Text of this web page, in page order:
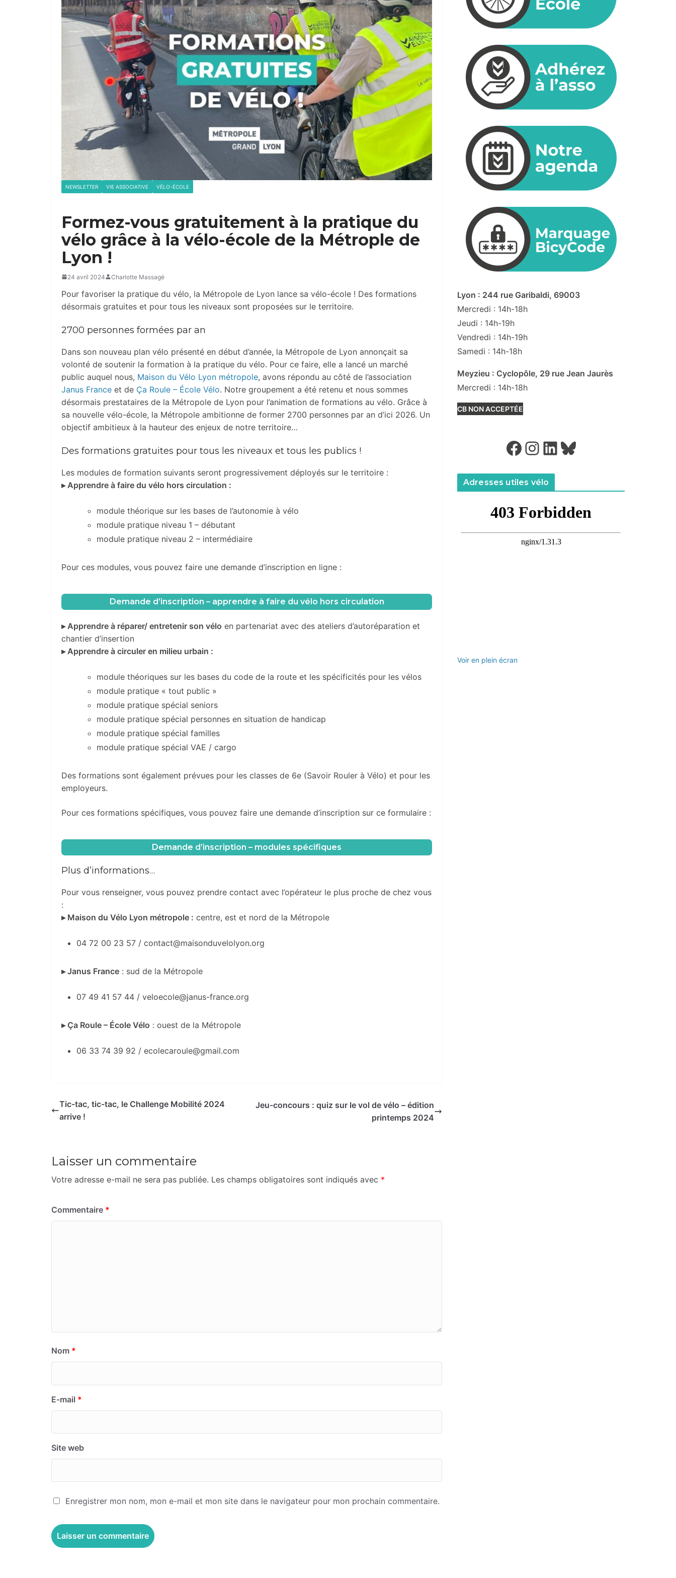
NEWSLETTER VIE ASSOCIATIVE VÉLO-ÉCOLE
Formez-vous gratuitement à la pratique du
vélo grâce à la vélo-école de la Métrople de
Lyon !
24 avril 2024 Charlotte Massagé
Pour favoriser la pratique du vélo, la Métropole de Lyon lance sa vélo-école ! Des formations
désormais gratuites et pour tous les niveaux sont proposées sur le territoire.
2700 personnes formées par an
Dans son nouveau plan vélo présenté en début d’année, la Métropole de Lyon annonçait sa
volonté de soutenir la formation à la pratique du vélo. Pour ce faire, elle a lancé un marché
public auquel nous, Maison du Vélo Lyon métropole, avons répondu au côté de l’association
Janus France et de Ça Roule – École Vélo. Notre groupement a été retenu et nous sommes
désormais prestataires de la Métropole de Lyon pour l’animation de formations au vélo. Grâce à
sa nouvelle vélo-école, la Métropole ambitionne de former 2700 personnes par an d’ici 2026. Un
objectif ambitieux à la hauteur des enjeux de notre territoire…
Des formations gratuites pour tous les niveaux et tous les publics !
Les modules de formation suivants seront progressivement déployés sur le territoire :
▸ Apprendre à faire du vélo hors circulation :
module théorique sur les bases de l’autonomie à vélo
module pratique niveau 1 – débutant
module pratique niveau 2 – intermédiaire
Pour ces modules, vous pouvez faire une demande d’inscription en ligne :
Demande d’inscription – apprendre à faire du vélo hors circulation
▸ Apprendre à réparer/ entretenir son vélo en partenariat avec des ateliers d’autoréparation et
chantier d’insertion
▸ Apprendre à circuler en milieu urbain :
module théoriques sur les bases du code de la route et les spécificités pour les vélos
module pratique « tout public »
module pratique spécial seniors
module pratique spécial personnes en situation de handicap
module pratique spécial familles
module pratique spécial VAE / cargo
Des formations sont également prévues pour les classes de 6e (Savoir Rouler à Vélo) et pour les
employeurs.
Pour ces formations spécifiques, vous pouvez faire une demande d’inscription sur ce formulaire :
Demande d’inscription – modules spécifiques
Plus d’informations…
Pour vous renseigner, vous pouvez prendre contact avec l’opérateur le plus proche de chez vous
:
▸ Maison du Vélo Lyon métropole : centre, est et nord de la Métropole
04 72 00 23 57 / contact@maisonduvelolyon.org
▸ Janus France : sud de la Métropole
07 49 41 57 44 / veloecole@janus-france.org
▸ Ça Roule – École Vélo : ouest de la Métropole
06 33 74 39 92 / ecolecaroule@gmail.com
Tic-tac, tic-tac, le Challenge Mobilité 2024
arrive !
Jeu-concours : quiz sur le vol de vélo – édition
printemps 2024
Laisser un commentaire
Votre adresse e-mail ne sera pas publiée. Les champs obligatoires sont indiqués avec *
Commentaire *
Nom *
E-mail *
Site web
Enregistrer mon nom, mon e-mail et mon site dans le navigateur pour mon prochain commentaire.
Lyon : 244 rue Garibaldi, 69003
Mercredi : 14h-18h
Jeudi : 14h-19h
Vendredi : 14h-19h
Samedi : 14h-18h
Meyzieu : Cyclopôle, 29 rue Jean Jaurès
Mercredi : 14h-18h
CB NON ACCEPTÉE
Facebook Instagram LinkedIn Bluesky
Adresses utiles vélo
Voir en plein écran